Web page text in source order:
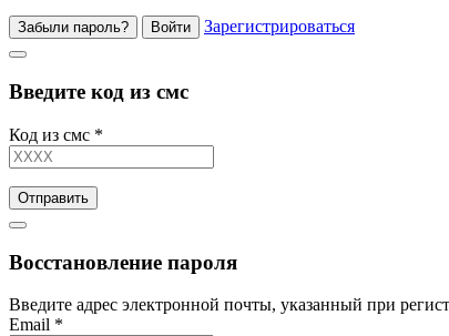
Забыли пароль? Войти Зарегистрироваться
Введите код из смс
Код из смс *
Отправить
Восстановление пароля
Введите адрес электронной почты, указанный при
Email *